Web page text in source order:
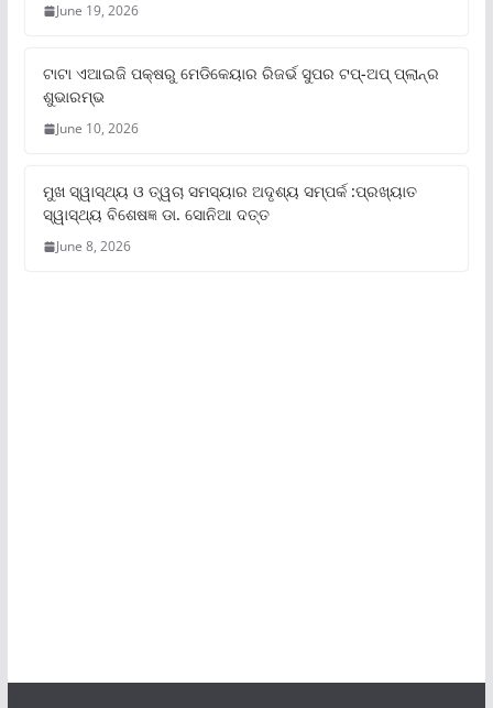
June 19, 2026
ଟାଟା ଏଆଇଜି ପକ୍ଷରୁ ମେଡିକେୟାର ରିଜର୍ଭ ସୁପର ଟପ୍‌-ଅପ୍ ପ୍ଲାନ୍‌ର
ଶୁଭାରମ୍ଭ
June 10, 2026
ମୁଖ ସ୍ୱାସ୍ଥ୍ୟ ଓ ତ୍ୱଚା ସମସ୍ୟାର ଅଦୃଶ୍ୟ ସମ୍ପର୍କ :ପ୍ରଖ୍ୟାତ
ସ୍ୱାସ୍ଥ୍ୟ ବିଶେଷଜ୍ଞ ଡା. ସୋନିଆ ଦତ୍ତ
June 8, 2026